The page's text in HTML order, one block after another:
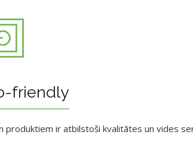
friendly
produktiem ir atbilstoši kvalitātes un vides